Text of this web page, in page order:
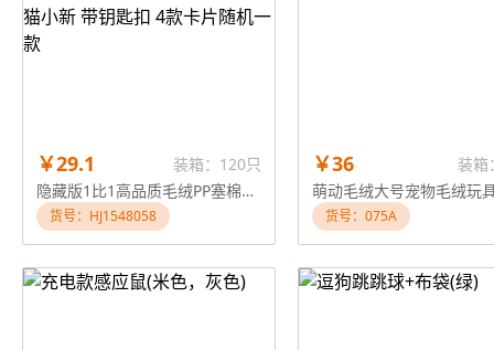
￥29.1
装箱：120只
隐藏版1比1高品质毛绒PP塞棉身体搪胶头搪小偶M系列 三花猫小新 带钥匙扣 4款卡片随机一款
货号：HJ1548058
￥36
装箱
萌动毛绒大号宠物毛绒玩
货号：075A